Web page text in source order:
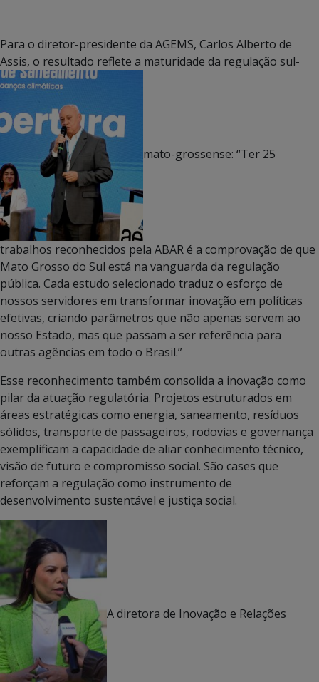
Para o diretor-presidente da AGEMS, Carlos Alberto de
Assis, o resultado reflete a maturidade da regulação sul-
mato-grossense: “Ter 25
trabalhos reconhecidos pela ABAR é a comprovação de que
Mato Grosso do Sul está na vanguarda da regulação
pública. Cada estudo selecionado traduz o esforço de
nossos servidores em transformar inovação em políticas
efetivas, criando parâmetros que não apenas servem ao
nosso Estado, mas que passam a ser referência para
outras agências em todo o Brasil.”
Esse reconhecimento também consolida a inovação como
pilar da atuação regulatória. Projetos estruturados em
áreas estratégicas como energia, saneamento, resíduos
sólidos, transporte de passageiros, rodovias e governança
exemplificam a capacidade de aliar conhecimento técnico,
visão de futuro e compromisso social. São cases que
reforçam a regulação como instrumento de
desenvolvimento sustentável e justiça social.
A diretora de Inovação e Relações